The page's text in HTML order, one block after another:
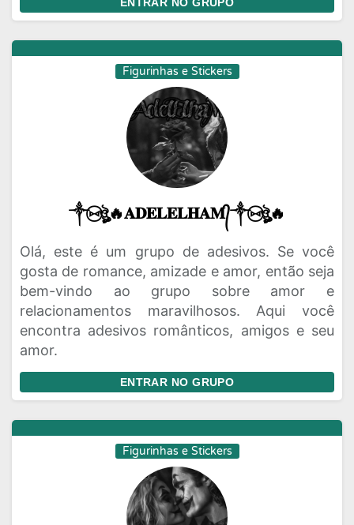
Figurinhas e Stickers
༒⑅⃝ঔৣ🔥𝐀𝐃𝐄𝐋𝐄𝐋𝐇𝐀𝐌᭄༒⑅⃝ঔৣ🔥
Olá, este é um grupo de adesivos. Se você
gosta de romance, amizade e amor, então seja
bem-vindo ao grupo sobre amor e
relacionamentos maravilhosos. Aqui você
encontra adesivos românticos, amigos e seu
amor.
ENTRAR NO GRUPO
Figurinhas e Stickers